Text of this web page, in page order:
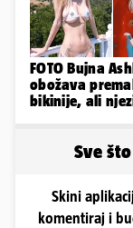
FOTO Bujna
obožava
bikinije, ali
Sve
Skini
komentiraj i